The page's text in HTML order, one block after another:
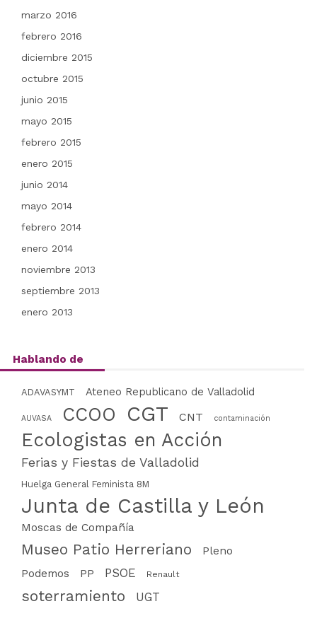
marzo 2016
febrero 2016
diciembre 2015
octubre 2015
junio 2015
mayo 2015
febrero 2015
enero 2015
junio 2014
mayo 2014
febrero 2014
enero 2014
noviembre 2013
septiembre 2013
enero 2013
Hablando de
ADAVASYMT Ateneo Republicano de Valladolid
AUVASA CCOO CGT CNT contaminación
Ecologistas en Acción
Ferias y Fiestas de Valladolid
Huelga General Feminista 8M
Junta de Castilla y León
Moscas de Compañía
Museo Patio Herreriano
Pleno
Podemos
PP PSOE Renault
soterramiento UGT